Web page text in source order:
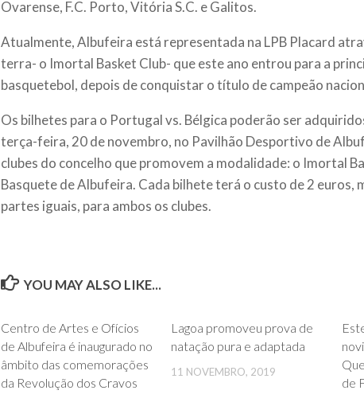
Ovarense, F.C. Porto, Vitória S.C. e Galitos.
Atualmente, Albufeira está representada na LPB Placard
terra- o Imortal Basket Club- que este ano entrou para a
basquetebol, depois de conquistar o título de campeão
Os bilhetes para o Portugal vs. Bélgica poderão ser
terça-feira, 20 de novembro, no Pavilhão Desportivo de
clubes do concelho que promovem a modalidade: o Imortal
Basquete de Albufeira. Cada bilhete terá o custo de 2 euros,
partes iguais, para ambos os clubes.
YOU MAY ALSO LIKE...
Centro de Artes e Ofícios
de Albufeira é inaugurado no
âmbito das comemorações
da Revolução dos Cravos
Lagoa promoveu prova de
natação pura e adaptada
11 NOVEMBRO, 2019
de